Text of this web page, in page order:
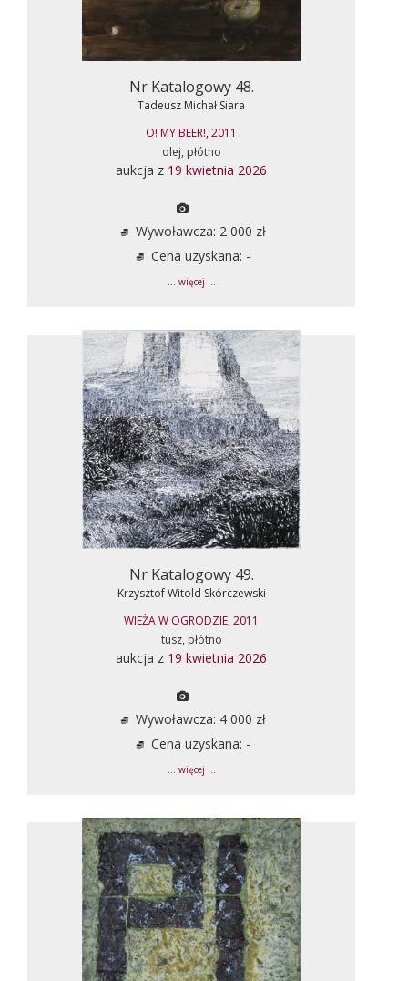
Nr Katalogowy 48.
Tadeusz Michał Siara
O! MY BEER!, 2011
olej, płótno
aukcja z 19 kwietnia 2026
Wywoławcza: 2 000 zł
Cena uzyskana: -
... więcej ...
Nr Katalogowy 49.
Krzysztof Witold Skórczewski
WIEŻA W OGRODZIE, 2011
tusz, płótno
aukcja z 19 kwietnia 2026
Wywoławcza: 4 000 zł
Cena uzyskana: -
... więcej ...